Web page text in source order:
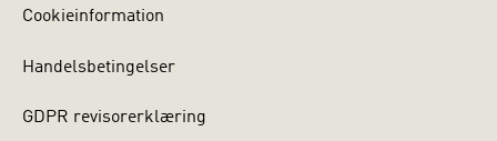
Cookieinformation
Handelsbetingelser
GDPR revisorerklæring